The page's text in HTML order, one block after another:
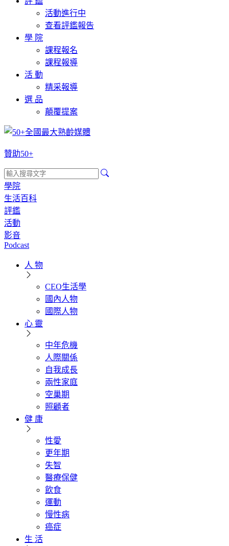
活動進行中
查看評鑑報告
學 院
課程報名
課程報導
活 動
精采報導
選 品
顛覆提案
贊助50+
學院
生活百科
評鑑
活動
影音
Podcast
人 物
CEO生活學
國內人物
國際人物
心 靈
中年危機
人際關係
自我成長
兩性家庭
空巢期
照顧者
健 康
性愛
更年期
失智
醫療保健
飲食
運動
慢性病
癌症
生 活